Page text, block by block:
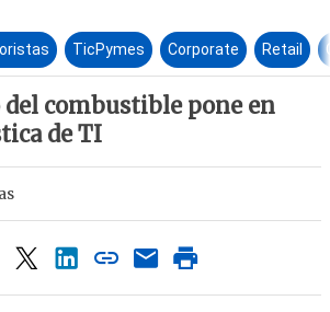
TicPymes Corporate Retail
combustible pone en
de TI